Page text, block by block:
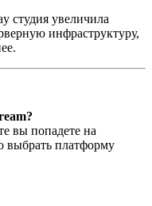
студия увеличила
инфраструктуру,
вы попадете на
платформу